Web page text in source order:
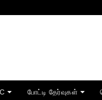
போட்டி தேர்வுகள்